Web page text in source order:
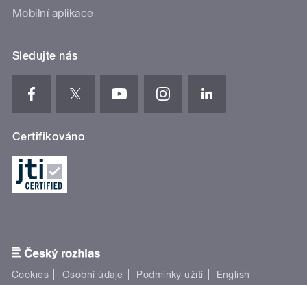
Mobilní aplikace
Sledujte nás
Certifikováno
Cookies Osobní údaje Podmínky užití English